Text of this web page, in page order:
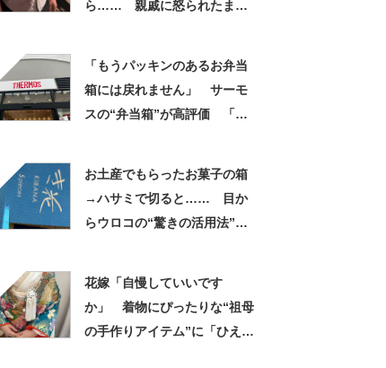
ら…… 親戚に怒られたまさ
「もうパッキンのあるお弁当
箱には戻れません」 サーモ
スの“弁当箱”が高評価 「想
お土産でもらったお菓子の箱
→ハサミで切ると…… 目か
らウロコの“驚きの活用法”に
花嫁「自慢していいです
か」 着物にぴったりな“祖母
の手作りアイテム”に「ひえ